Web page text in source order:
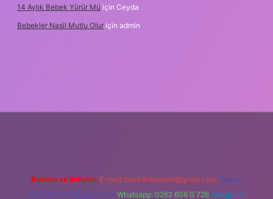
14 Aylık Bebek Yürür Mü için Ceyda
Bebekler Nasil Mutlu Olur için admin
Reklam ve İletişim: E-mail: backlinkpaneli@gmail.com Teams:
forumhizmeti@gmail.com Whatsapp: 0262 606 0 726 Telegram: